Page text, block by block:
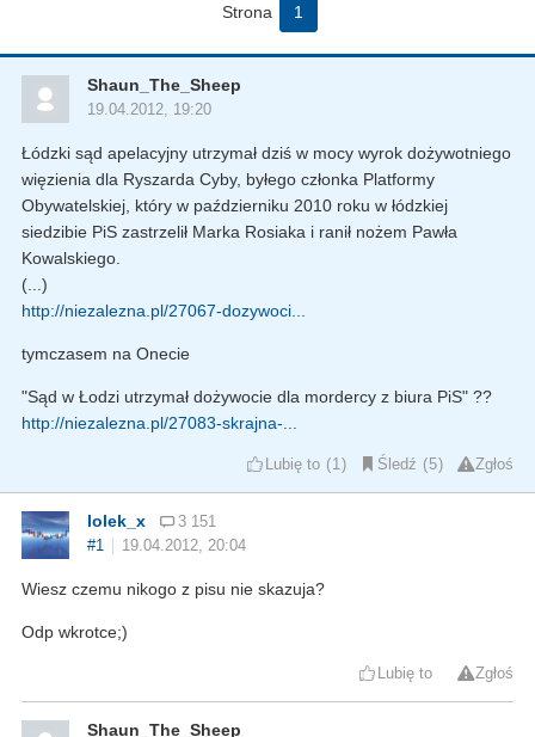
Strona 1
Shaun_The_Sheep
19.04.2012, 19:20
Łódzki sąd apelacyjny utrzymał dziś w mocy wyrok dożywotniego
więzienia dla Ryszarda Cyby, byłego członka Platformy
Obywatelskiej, który w październiku 2010 roku w łódzkiej
siedzibie PiS zastrzelił Marka Rosiaka i ranił nożem Pawła
Kowalskiego.
(...)
http://niezalezna.pl/27067-dozywoci...
tymczasem na Onecie
"Sąd w Łodzi utrzymał dożywocie dla mordercy z biura PiS" ??
http://niezalezna.pl/27083-skrajna-...
Lubię to 1 Śledź 5 Zgłoś
lolek_x
3 151
#1
19.04.2012, 20:04
Wiesz czemu nikogo z pisu nie skazuja?
Odp wkrotce;)
Lubię to Zgłoś
Shaun_The_Sheep